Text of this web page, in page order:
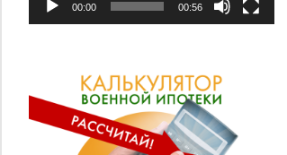
00:00 00:56